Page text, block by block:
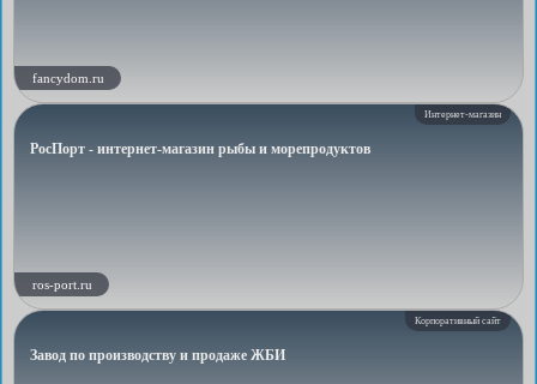
fancydom.ru
Интернет-магазин
РосПорт - интернет-магазин рыбы и морепродуктов
ros-port.ru
Корпоративный сайт
Завод по производству и продаже ЖБИ